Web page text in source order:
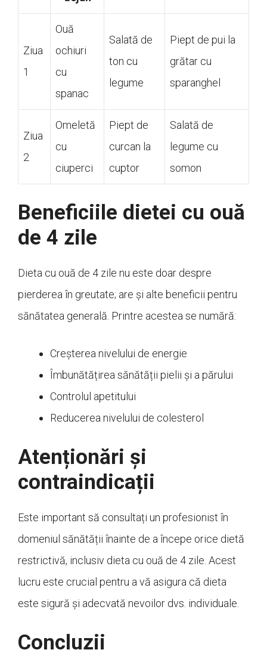
Ziua
1
Ouă
ochiuri
cu
spanac
Salată de
ton cu
legume
Piept de pui la
grătar cu
sparanghel
Ziua
2
Omeletă
cu
ciuperci
Piept de
curcan la
cuptor
Salată de
legume cu
somon
Beneficiile dietei cu ouă
de 4 zile
Dieta cu ouă de 4 zile nu este doar despre
pierderea în greutate; are și alte beneficii pentru
sănătatea generală. Printre acestea se numără:
Creșterea nivelului de energie
Îmbunătățirea sănătății pielii și a părului
Controlul apetitului
Reducerea nivelului de colesterol
Atenționări și
contraindicații
Este important să consultați un profesionist în
domeniul sănătății înainte de a începe orice dietă
restrictivă, inclusiv dieta cu ouă de 4 zile. Acest
lucru este crucial pentru a vă asigura că dieta
este sigură și adecvată nevoilor dvs. individuale.
Concluzii